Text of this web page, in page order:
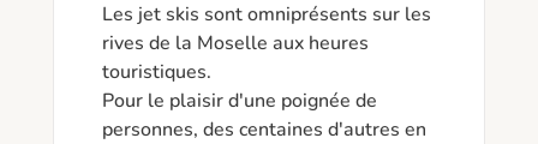
Les jet skis sont omniprésents sur les
rives de la Moselle aux heures
touristiques.
Pour le plaisir d'une poignée de
personnes, des centaines d'autres en